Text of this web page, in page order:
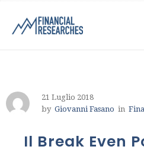
21 Luglio 2018
by Giovanni Fasano in
Il Break Even